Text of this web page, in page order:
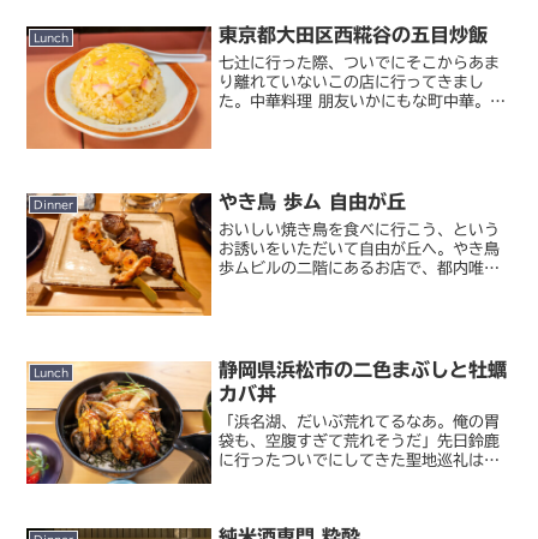
Lunch 東京都大田区西糀谷の五目炒飯
七辻に行った際、ついでにそこからあま
り離れていないこの店に行ってきまし
た。中華料理 朋友いかにもな町中華。し
Dinner やき鳥 歩ム 自由が丘
おいしい焼き鳥を食べに行こう、という
お誘いをいただいて自由が丘へ。やき鳥
歩ムビルの二階にあるお店で、都内唯一
Lunch
静岡県浜松市の二色まぶしと牡蠣
カバ丼
「浜名湖、だいぶ荒れてるなあ。俺の胃
袋も、空腹すぎて荒れそうだ」先日鈴鹿
に行ったついでにしてきた聖地巡礼は松